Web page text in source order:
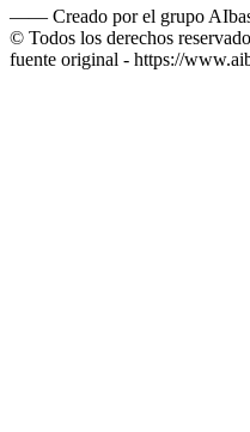
—— Creado por el grupo
© Todos los derechos
fuente original - https://